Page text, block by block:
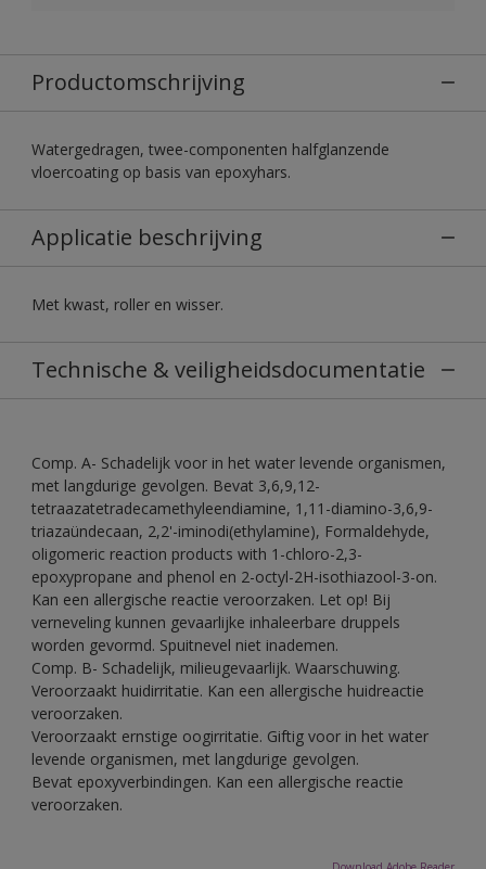
Productomschrijving
Watergedragen, twee-componenten halfglanzende
vloercoating op basis van epoxyhars.
Applicatie beschrijving
Met kwast, roller en wisser.
Technische & veiligheidsdocumentatie
Comp. A- Schadelijk voor in het water levende organismen,
met langdurige gevolgen. Bevat 3,6,9,12-
tetraazatetradecamethyleendiamine, 1,11-diamino-3,6,9-
triazaündecaan, 2,2'-iminodi(ethylamine), Formaldehyde,
oligomeric reaction products with 1-chloro-2,3-
epoxypropane and phenol en 2-octyl-2H-isothiazool-3-on.
Kan een allergische reactie veroorzaken. Let op! Bij
verneveling kunnen gevaarlijke inhaleerbare druppels
worden gevormd. Spuitnevel niet inademen.
Comp. B- Schadelijk, milieugevaarlijk. Waarschuwing.
Veroorzaakt huidirritatie. Kan een allergische huidreactie
veroorzaken.
Veroorzaakt ernstige oogirritatie. Giftig voor in het water
levende organismen, met langdurige gevolgen.
Bevat epoxyverbindingen. Kan een allergische reactie
veroorzaken.